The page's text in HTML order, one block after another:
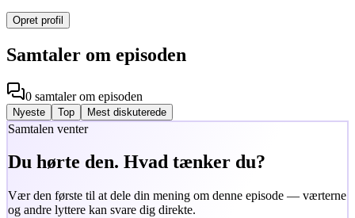
Opret profil
Samtaler om episoden
0 samtalerom episoden
Nyeste Top Mest diskuterede
Samtalen venter
Du hørte den. Hvad tænker du?
Vær den første til at dele din mening om denne episode — værterne
og andre lyttere kan svare dig direkte.